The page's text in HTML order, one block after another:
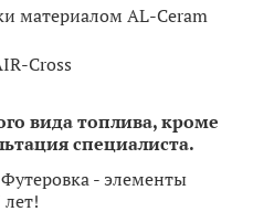
вида топлива, кроме
специалиста.
- элементы
лет!